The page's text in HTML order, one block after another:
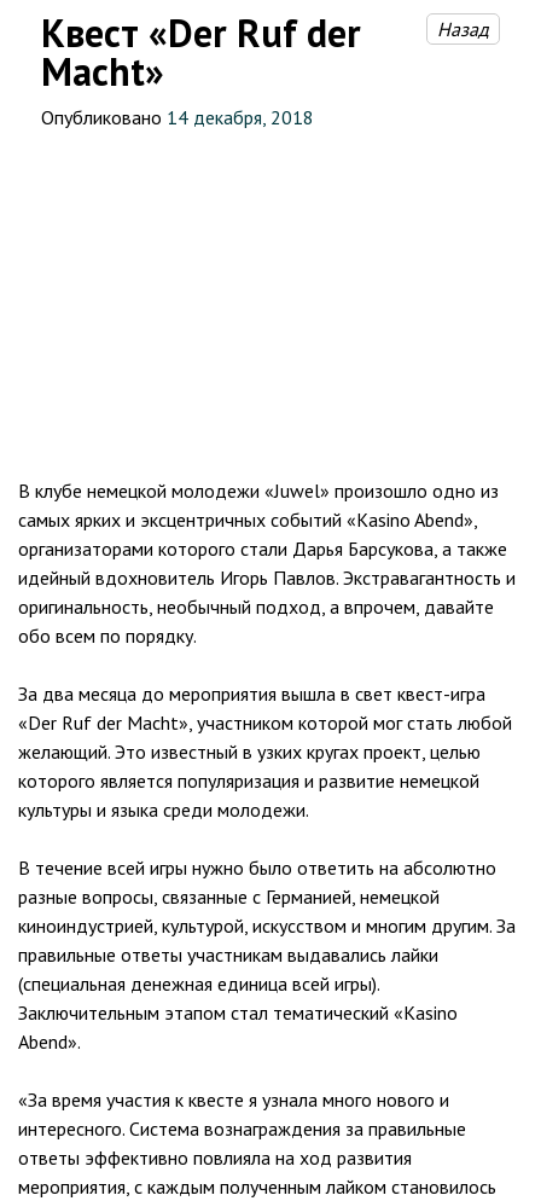
Квест «Der Ruf der
Macht»
Назад
Опубликовано 14 декабря, 2018
В клубе немецкой молодежи «Juwel» произошло одно из
самых ярких и эксцентричных событий «Kasino Abend»,
организаторами которого стали Дарья Барсукова, а также
идейный вдохновитель Игорь Павлов. Экстравагантность и
оригинальность, необычный подход, а впрочем, давайте
обо всем по порядку.
За два месяца до мероприятия вышла в свет квест-игра
«Der Ruf der Macht», участником которой мог стать любой
желающий. Это известный в узких кругах проект, целью
которого является популяризация и развитие немецкой
культуры и языка среди молодежи.
В течение всей игры нужно было ответить на абсолютно
разные вопросы, связанные с Германией, немецкой
киноиндустрией, культурой, искусством и многим другим. За
правильные ответы участникам выдавались лайки
(специальная денежная единица всей игры).
Заключительным этапом стал тематический «Kasino
Abend».
«За время участия к квесте я узнала много нового и
интересного. Система вознаграждения за правильные
ответы эффективно повлияла на ход развития
мероприятия, с каждым полученным лайком становилось